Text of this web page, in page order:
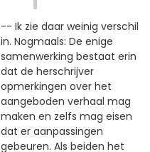
-- Ik zie daar weinig verschil
in. Nogmaals: De enige
samenwerking bestaat erin
dat de herschrijver
opmerkingen over het
aangeboden verhaal mag
maken en zelfs mag eisen
dat er aanpassingen
gebeuren. Als beiden het